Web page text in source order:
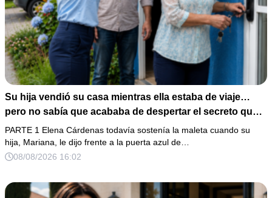
Su hija vendió su casa mientras ella estaba de viaje…
pero no sabía que acababa de despertar el secreto que
su padre dejó antes de morir
PARTE 1 Elena Cárdenas todavía sostenía la maleta cuando su
hija, Mariana, le dijo frente a la puerta azul de…
08/08/2026 16:02